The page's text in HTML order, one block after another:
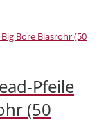
Pfeile
(50